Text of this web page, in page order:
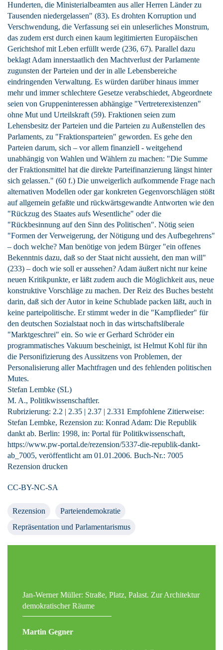
Hunderten, die Ministerialbeamten aus aller Herren Länder zu
Tausenden niedergelassen" (83). Es drohten Korruption und
Verschwendung, die Verfassung sei ein unleserliches Monstrum,
das zudem erst durch einen kaum legitimierten Europäischen
Gerichtshof mit Leben erfüllt werde (236, 67). Parallel dazu
beklagt Adam innerstaatlich den Machtverlust der Parlamente
zugunsten der Parteien und der in alle Lebensbereiche
eindringenden Verwaltung. Es würden darüber hinaus immer
mehr und immer schlechtere Gesetze verabschiedet, Abgeordnete
seien von Gruppeninteressen abhängige "Vertreterexistenzen"
ohne Mut und Urteilskraft (59). Fraktionen seien zum
Lehensbesitz der Parteien und die Parteien zu Außenstellen des
Parlaments, zu "Fraktionsparteien" geworden. Es gehe den
Parteien darum, sich – vor allem finanziell - weitgehend
unabhängig von Wahlen und Wählern zu machen: "Die Summe
der Fraktionsmittel hat die direkte Parteifinanzierung längst hinter
sich gelassen." (60 f.) Die unweigerlich aufkommende Frage nach
alternativen Modellen oder gar konkreten Gegenvorschlägen stößt
auf allgemein gefaßte und rückwärtsgewandte Antworten wie den
"Rückzug des Staates aufs Wesentliche" oder die
"Rückbesinnung auf den Sinn des Politischen". Nötig seien
"Formen der Verweigerung, der Nötigung und des Aufbegehrens"
– doch welche? Man benötige von jedem Bürger "ein offenes
Bekenntnis dazu, daß so der Staat nicht aussieht, den man will"
(233) – doch wie soll er aussehen? Adam äußert nicht nur keine
neuen Kritikpunkte, er läßt zudem auch die Möglichkeit aus, neue
konstruktive Vorschläge zu machen. Der Reiz des Buches besteht
darin, daß sich der Autor in keine Schublade packen läßt, auch in
keine parteipolitische. Er stimmt weder in die "Kampflieder" für
den deutschen Sozialstaat noch in das wirtschaftsliberale
"Marktgeschrei" ein. So wie er Gerhard Schröder ein
programmatisches Vakuum bescheinigt, ist Helmut Kohl für ihn
die Personifizierung des Aussitzens von Problemen, der
Personalisierung aller Machtfragen und des fehlenden politischen
Mutes.
Stefan Lembke (SL)
M. A., Politikwissenschaftler.
Rubrizierung: 2.2 | 2.35 | 2.37 | 2.331 Empfohlene Zitierweise:
Stefan Lembke, Rezension zu: Konrad Adam: Die Republik
dankt ab. Berlin: 1998, in: Portal für Politikwissenschaft,
https://www.pw-portal.de/rezension/5337-die-republik-dankt-
ab_7005, veröffentlicht am 01.01.2006. Buch-Nr.: 7005
Rezension drucken
CC-BY-NC-SA
Rezension
Parteiendemokratie
Repräsentation und Parlamentarismus
Jan-Werner Müller: Straße, Platz, Palast. Zur Architektur
demokratischer Räume
Martin Gegner